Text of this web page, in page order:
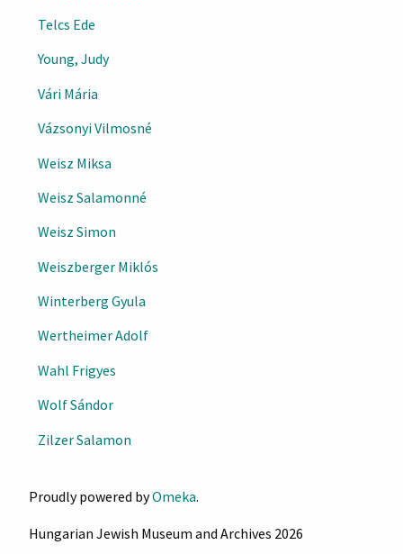
Telcs Ede
Young, Judy
Vári Mária
Vázsonyi Vilmosné
Weisz Miksa
Weisz Salamonné
Weisz Simon
Weiszberger Miklós
Winterberg Gyula
Wertheimer Adolf
Wahl Frigyes
Wolf Sándor
Zilzer Salamon
Proudly powered byOmeka.
Hungarian Jewish Museum and Archives 2026